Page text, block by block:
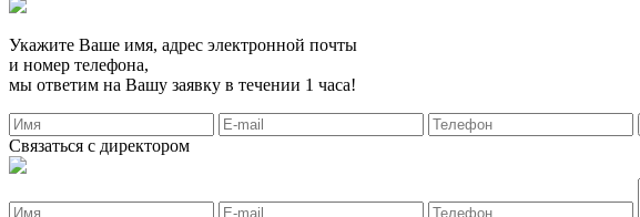
Укажите Ваше имя, адрес электронной почты
и номер телефона,
мы ответим на Вашу заявку в течении 1 часа!
Связаться с директором